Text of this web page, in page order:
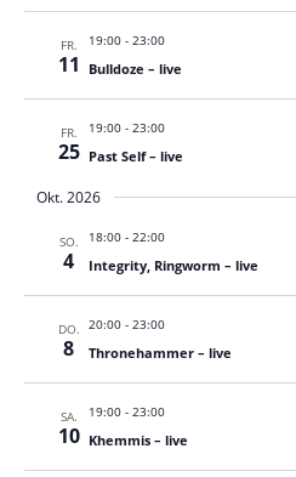
FR.
11
19:00- 23:00
Bulldoze – live
FR.
25
19:00- 23:00
Past Self – live
Okt. 2026
SO.
4
18:00- 22:00
Integrity, Ringworm – live
DO.
8
20:00- 23:00
Thronehammer – live
SA.
10
19:00- 23:00
Khemmis – live